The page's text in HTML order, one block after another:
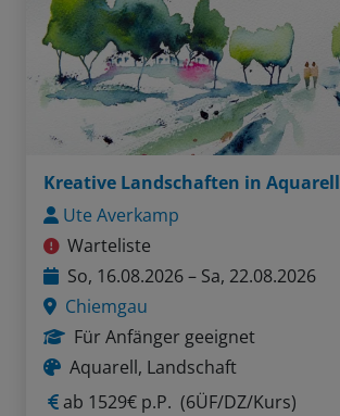
Kreative Landschaften in Aquarell
Ute Averkamp
Warteliste
So, 16.08.2026 – Sa, 22.08.2026
Chiemgau
Für Anfänger geeignet
Aquarell, Landschaft
ab 1529€ p.P. (6ÜF/DZ/Kurs)